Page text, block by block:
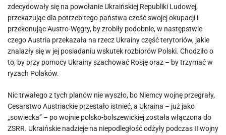
zdecydowały się na powołanie Ukraińskiej Republiki Ludowej,
przekazując dla potrzeb tego państwa cześć swojej okupacji i
przekonując Austro-Węgry, by zrobiły podobnie, w następstwie
czego Austria przekazała na rzecz Ukrainy część terytoriów, jakie
znalazły się w jej posiadaniu wskutek rozbiorów Polski. Chodziło o
to, by przy pomocy Ukrainy szachować Rosję oraz – by trzymać w
ryzach Polaków.
Nic trwałego z tych planów nie wyszło, bo Niemcy wojnę przegrały,
Cesarstwo Austriackie przestało istnieć, a Ukraina – już jako
„sowiecka” – po wojnie polsko-bolszewickiej została włączona do
ZSRR. Ukraińskie nadzieje na niepodległość odżyły podczas II wojny